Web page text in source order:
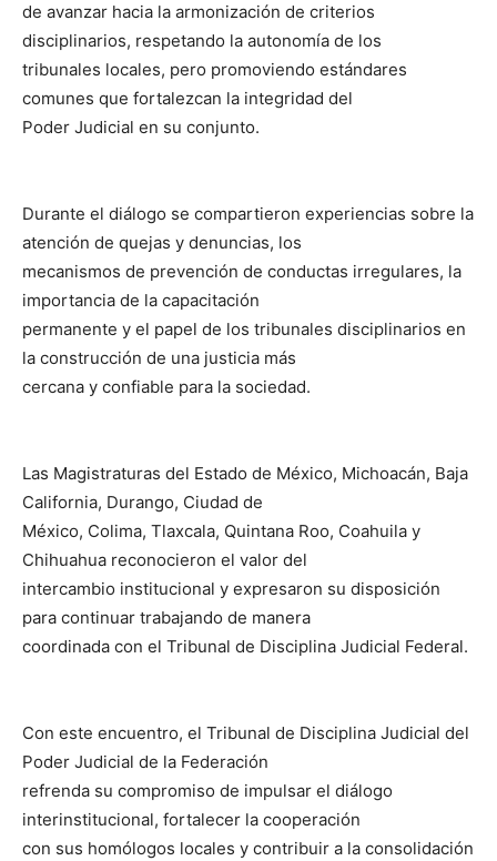
de avanzar hacia la armonización de criterios
disciplinarios, respetando la autonomía de los
tribunales locales, pero promoviendo estándares
comunes que fortalezcan la integridad del
Poder Judicial en su conjunto.
Durante el diálogo se compartieron experiencias sobre la
atención de quejas y denuncias, los
mecanismos de prevención de conductas irregulares, la
importancia de la capacitación
permanente y el papel de los tribunales disciplinarios en
la construcción de una justicia más
cercana y confiable para la sociedad.
Las Magistraturas del Estado de México, Michoacán, Baja
California, Durango, Ciudad de
México, Colima, Tlaxcala, Quintana Roo, Coahuila y
Chihuahua reconocieron el valor del
intercambio institucional y expresaron su disposición
para continuar trabajando de manera
coordinada con el Tribunal de Disciplina Judicial Federal.
Con este encuentro, el Tribunal de Disciplina Judicial del
Poder Judicial de la Federación
refrenda su compromiso de impulsar el diálogo
interinstitucional, fortalecer la cooperación
con sus homólogos locales y contribuir a la consolidación